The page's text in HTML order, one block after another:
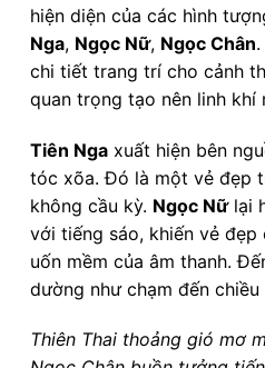
hiện diện của các hình
Nga, Ngọc Nữ, Ngọc Chân
chi tiết trang trí cho cảnh
quan trọng tạo nên linh khí
Tiên Nga xuất hiện bên
tóc xõa. Đó là một vẻ đẹp
không cầu kỳ. Ngọc Nữlại
với tiếng sáo, khiến vẻ
uốn mềm của âm thanh.
dường như chạm đến
Thiên Thai thoảng gió mơ